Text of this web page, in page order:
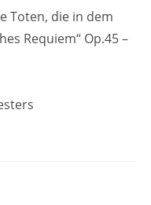
Toten, die in dem
Requiem“ Op.45 –